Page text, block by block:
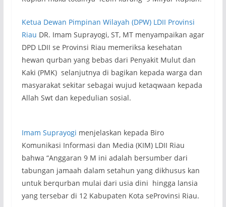
Ketua Dewan Pimpinan Wilayah (DPW) LDII Provinsi
Riau DR. Imam Suprayogi, ST, MT menyampaikan agar
DPD LDII se Provinsi Riau memeriksa kesehatan
hewan qurban yang bebas dari Penyakit Mulut dan
Kaki (PMK) selanjutnya di bagikan kepada warga dan
masyarakat sekitar sebagai wujud ketaqwaan kepada
Allah Swt dan kepedulian sosial.
Imam Suprayogi menjelaskan kepada Biro
Komunikasi Informasi dan Media (KIM) LDII Riau
bahwa “Anggaran 9 M ini adalah bersumber dari
tabungan jamaah dalam setahun yang dikhusus kan
untuk berqurban mulai dari usia dini hingga lansia
yang tersebar di 12 Kabupaten Kota seProvinsi Riau.